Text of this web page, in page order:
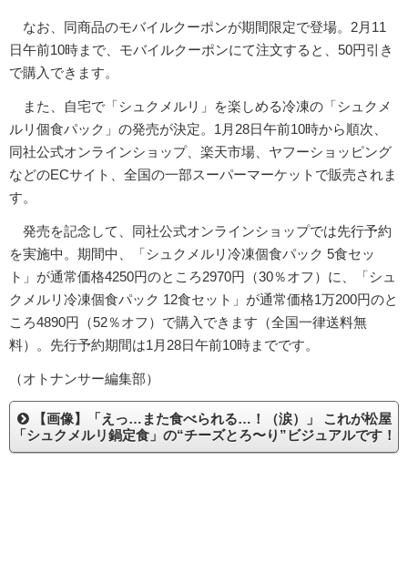
なお、同商品のモバイルクーポンが期間限定で登場。2月11
日午前10時まで、モバイルクーポンにて注文すると、50円引き
で購入できます。
また、自宅で「シュクメルリ」を楽しめる冷凍の「シュクメ
ルリ個食パック」の発売が決定。1月28日午前10時から順次、
同社公式オンラインショップ、楽天市場、ヤフーショッピング
などのECサイト、全国の一部スーパーマーケットで販売されま
す。
発売を記念して、同社公式オンラインショップでは先行予約
を実施中。期間中、「シュクメルリ冷凍個食パック 5食セッ
ト」が通常価格4250円のところ2970円（30％オフ）に、「シュ
クメルリ冷凍個食パック 12食セット」が通常価格1万200円のと
ころ4890円（52％オフ）で購入できます（全国一律送料無
料）。先行予約期間は1月28日午前10時までです。
（オトナンサー編集部）
【画像】「えっ…また食べられる…！（涙）」 これが松屋
「シュクメルリ鍋定食」の“チーズとろ〜り”ビジュアルです！